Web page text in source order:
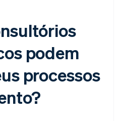
podem
processos